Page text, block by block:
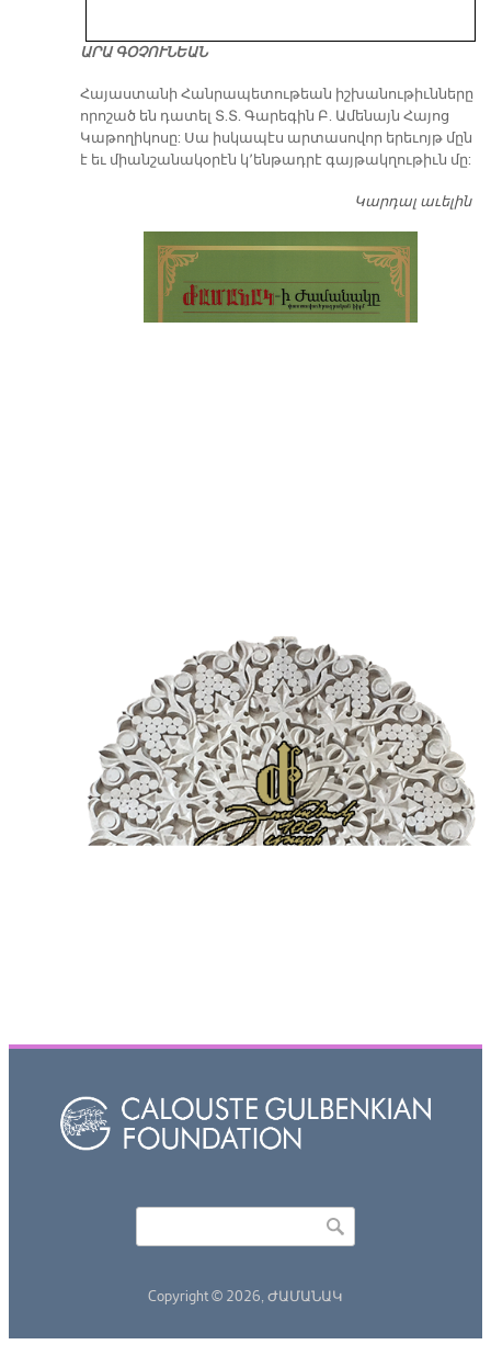
ԱՐԱ ԳՕՉՈՒՆԵԱՆ
​Հայաստանի Հանրապետութեան իշխանութիւնները
որոշած են դատել Տ.Տ. Գարեգին Բ. Ամենայն Հայոց
Կաթողիկոսը: Սա իսկապէս արտասովոր երեւոյթ մըն
է եւ միանշանակօրէն կ՚ենթադրէ գայթակղութիւն մը:
Կարդալ աւելին
Copyright © 2026, ԺԱՄԱՆԱԿ